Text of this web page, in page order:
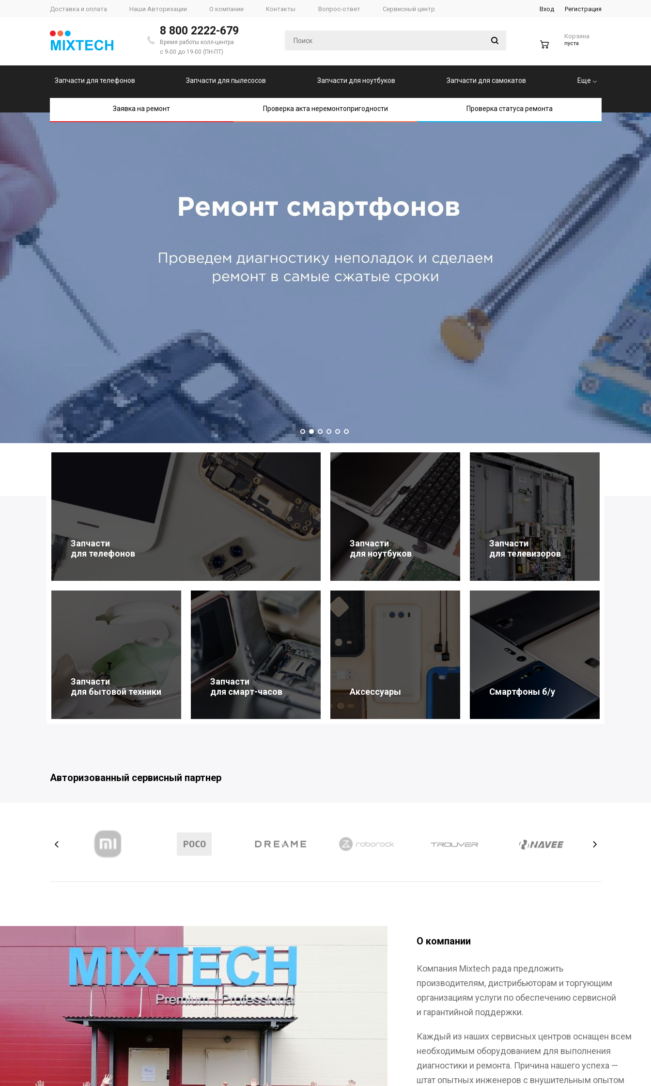
Доставка и оплата Наши Авторизации О компании Контакты Вопрос-ответ Сервисный центр Вход Регистрация
8 800 2222-679
Время работы колл-центра
с 9-00 до 19-00 (ПН-ПТ)
Корзина
пуста
Запчасти для телефонов Запчасти для пылесосов Запчасти для ноутбуков Запчасти для самокатов Еще
Заявка на ремонт Проверка акта неремонтопригодности Проверка статуса ремонта
Запчасти
для телефонов
Запчасти
для ноутбуков
Запчасти
для телевизоров
Запчасти
для бытовой техники
Запчасти
для смарт-часов
Аксессуары Смартфоны б/у
Авторизованный сервисный партнер
О компании
Компания Mixtech рада предложить
производителям, дистрибьюторам и торгующим
организациям услуги по обеспечению сервисной
и гарантийной поддержки.
Каждый из наших сервисных центров оснащен всем
необходимым оборудованием для выполнения
диагностики и ремонта. Причина нашего успеха —
штат опытных инженеров с внушительным опытом